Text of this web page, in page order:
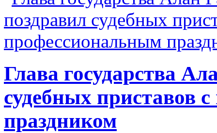
Глава государства
судебных приставов
праздником